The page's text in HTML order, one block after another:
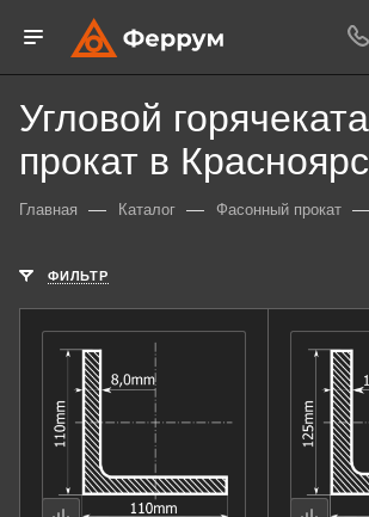
Угловой
прокат в
Главная — Каталог — Фасонный прокат —
ФИЛЬТР